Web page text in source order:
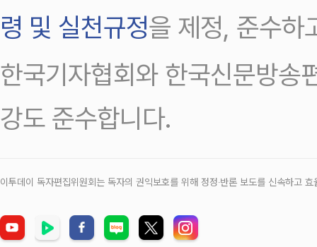
령 및 실천규정을 제정, 준수하
한국기자협회와 한국신문방송
강도 준수합니다.
이투데이 독자편집위원회는 독자의 권익보호를 위해 정정‧반론 보도를 신속하고